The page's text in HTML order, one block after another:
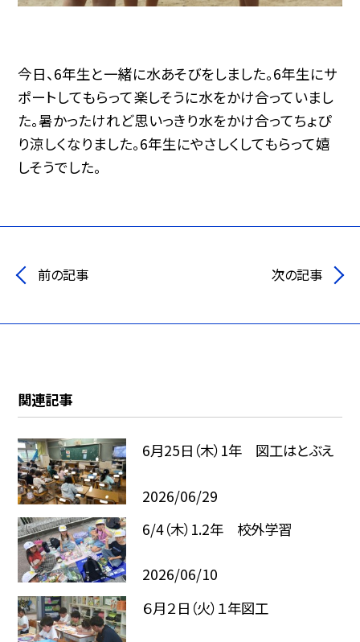
今日、6年生と一緒に水あそびをしました。6年生にサ
ポートしてもらって楽しそうに水をかけ合っていまし
た。暑かったけれど思いっきり水をかけ合ってちょぴ
り涼しくなりました。6年生にやさしくしてもらって嬉
しそうでした。
前の記事 次の記事
関連記事
6月25日（木）1年 図工はとぶえ
2026/06/29
6/4（木）1.2年 校外学習
2026/06/10
６月２日（火）１年図工